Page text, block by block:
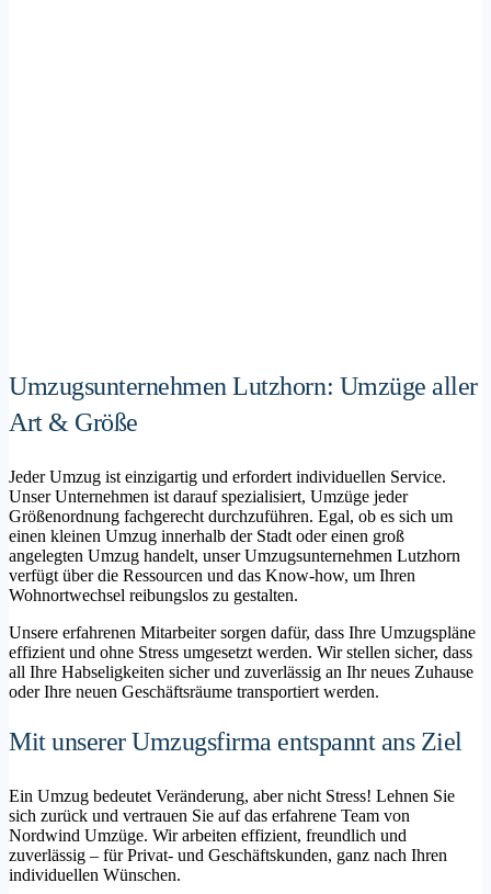
Umzugsunternehmen Lutzhorn: Umzüge aller
Art & Größe
Jeder Umzug ist einzigartig und erfordert individuellen Service.
Unser Unternehmen ist darauf spezialisiert, Umzüge jeder
Größenordnung fachgerecht durchzuführen. Egal, ob es sich um
einen kleinen Umzug innerhalb der Stadt oder einen groß
angelegten Umzug handelt, unser Umzugsunternehmen Lutzhorn
verfügt über die Ressourcen und das Know-how, um Ihren
Wohnortwechsel reibungslos zu gestalten.
Unsere erfahrenen Mitarbeiter sorgen dafür, dass Ihre Umzugspläne
effizient und ohne Stress umgesetzt werden. Wir stellen sicher, dass
all Ihre Habseligkeiten sicher und zuverlässig an Ihr neues Zuhause
oder Ihre neuen Geschäftsräume transportiert werden.
Mit unserer Umzugsfirma entspannt ans Ziel
Ein Umzug bedeutet Veränderung, aber nicht Stress! Lehnen Sie
sich zurück und vertrauen Sie auf das erfahrene Team von
Nordwind Umzüge. Wir arbeiten effizient, freundlich und
zuverlässig – für Privat- und Geschäftskunden, ganz nach Ihren
individuellen Wünschen.